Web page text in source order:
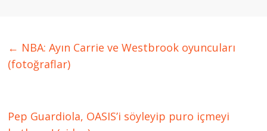
← NBA: Ayın Carrie ve Westbrook oyuncuları
(fotoğraflar)
Pep Guardiola, OASIS’i söyleyip puro içmeyi